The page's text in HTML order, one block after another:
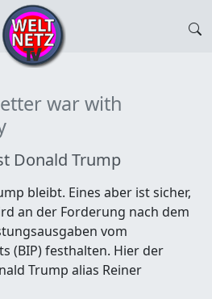
war with
Donald Trump
bleibt. Eines aber ist sicher,
an der Forderung nach dem
vom
(BIP) festhalten. Hier der
Trump alias Reiner